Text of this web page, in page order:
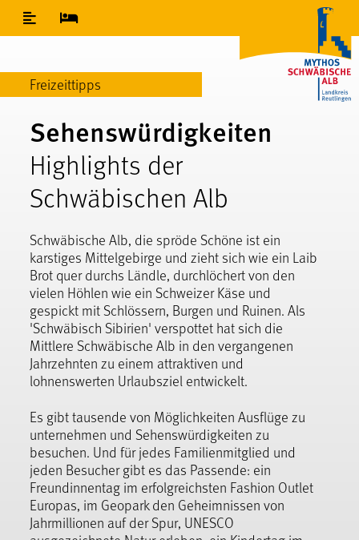
Inhaltsverzeichnis
Freizeittipps
Sehenswürdigkeiten
Highlights der
Schwäbischen Alb
Schwäbische Alb, die spröde Schöne ist ein
karstiges Mittelgebirge und zieht sich wie ein Laib
Brot quer durchs Ländle, durchlöchert von den
vielen Höhlen wie ein Schweizer Käse und
gespickt mit Schlössern, Burgen und Ruinen. Als
'Schwäbisch Sibirien' verspottet hat sich die
Mittlere Schwäbische Alb in den vergangenen
Jahrzehnten zu einem attraktiven und
lohnenswerten Urlaubsziel entwickelt.
Es gibt tausende von Möglichkeiten Ausflüge zu
unternehmen und Sehenswürdigkeiten zu
besuchen. Und für jedes Familienmitglied und
jeden Besucher gibt es das Passende: ein
Freundinnentag im erfolgreichsten Fashion Outlet
Europas, im Geopark den Geheimnissen von
Jahrmillionen auf der Spur, UNESCO